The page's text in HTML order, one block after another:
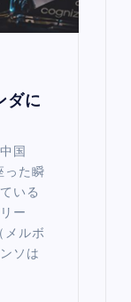
ダに
国
った瞬
いる
ー
メルボ
ソは